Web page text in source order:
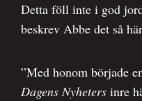
Detta föll inte i god
beskrev Abbe det så
”Med honom började
Dagens Nyheters inre